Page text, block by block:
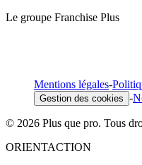
Le groupe Franchise Plus
Mentions légales-
Gestion des cookies -
© 2026 Plus que pro. Tous
ORIENTACTION